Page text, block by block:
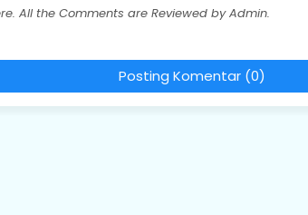
All the Comments are Reviewed by Admin.
Posting Komentar (0)